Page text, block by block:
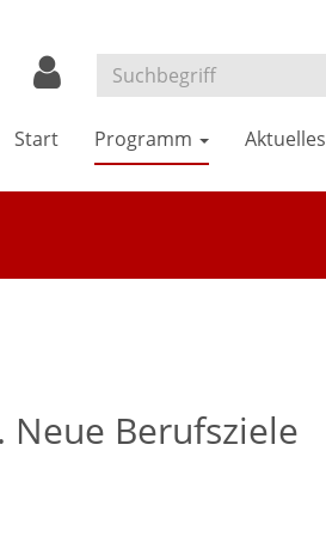
Start Programm Aktuelles
Berufsziele